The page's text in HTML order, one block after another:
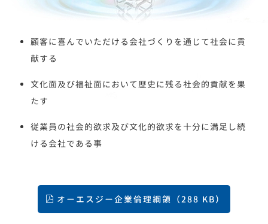
顧客に喜んでいただける会社づくりを通じて社会に貢
献する
文化面及び福祉面において歴史に残る社会的貢献を果
たす
従業員の社会的欲求及び文化的欲求を十分に満足し続
ける会社である事
オーエスジー企業倫理綱領（288 KB）